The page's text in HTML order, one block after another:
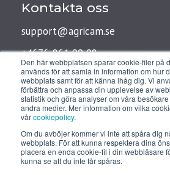
Den här webbplatsen sparar cookie-filer på
används för att samla in information om hur
webbplats samt för att känna ihåg dig. Vi
förbättra och anpassa din upplevelse av
statistik och göra analyser om våra
andra medier. Mer information om vilka
vårcookiepolicy.
Om du avböjer kommer vi inte att spåra dig
webbplats. För att kunna respektera dina
placera en enda cookie-fil i din webbläsare
kunna se att du inte får spåras.
Kontakta oss
support@agricam.se
+4676-861 99 08
Agricam AB
Teknikringen 8D
583 30 Linköping